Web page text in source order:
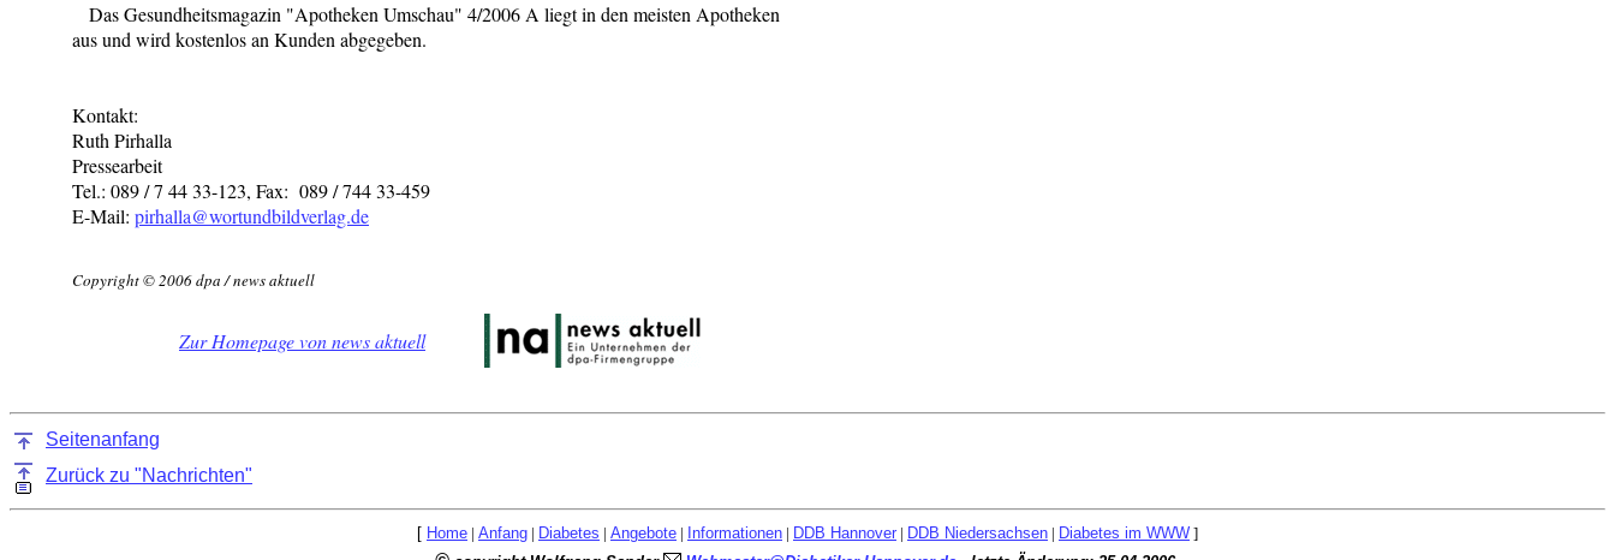
Das Gesundheitsmagazin "Apotheken Umschau" 4/2006 A liegt in den meisten Apotheken
aus und wird kostenlos an Kunden abgegeben.
Kontakt:
Ruth Pirhalla
Pressearbeit
Tel.: 089 / 7 44 33-123, Fax: 089 / 744 33-459
E-Mail: pirhalla@wortundbildverlag.de
Copyright © 2006 dpa / news aktuell
Zur Homepage von news aktuell
Seitenanfang
Zurück zu "Nachrichten"
[ Home | Anfang | Diabetes | Angebote | Informationen | DDB Hannover | DDB Niedersachsen | Diabetes im WWW ]